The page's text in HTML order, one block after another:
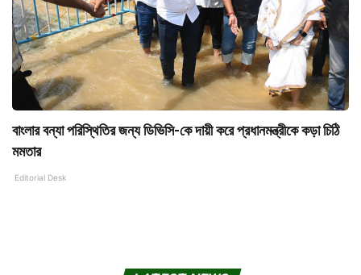
বাংলার বন্যা পরিস্থিতির জন্য ডিভিসি-কে দায়ী করে প্রধানমন্ত্রীকে কড়া চিঠি
মমতার
Editorial Desk